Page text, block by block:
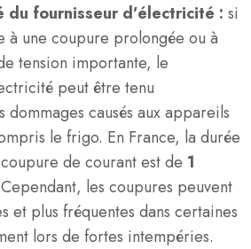
du fournisseur d’électricité : si
à une coupure prolongée ou à
tension importante, le
peut être tenu
dommages causés aux appareils
le frigo. En France, la durée
de courant est de 1
les coupures peuvent
et plus fréquentes dans certaines
lors de fortes intempéries.